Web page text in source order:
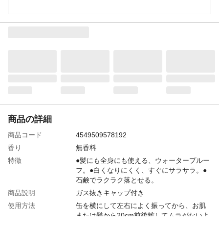
商品の詳細
商品コード
4549509578192
香り
無香料
特徴
●髪にも全身にも使える、ウォータープルー
フ。●白くなりにくく、すぐにサラサラ。●
石鹸でラクラク落とせる。
商品説明
ガス抜きキャップ付き
使用方法
缶を横にして左右によく振ってから、お肌
または髪から20cm前後離してムラがないよ